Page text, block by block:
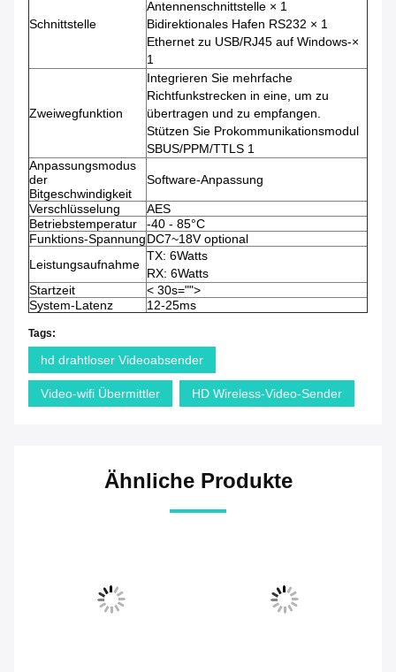
Schnittstelle
Antennenschnittstelle × 1
Bidirektionales Hafen RS232 × 1
Ethernet zu USB/RJ45 auf Windows-×
1
Zweiwegfunktion
Integrieren Sie mehrfache
Richtfunkstrecken in eine, um zu
übertragen und zu empfangen.
Stützen Sie Prokommunikationsmodul
SBUS/PPM/TTLS 1
Anpassungsmodus
der
Bitgeschwindigkeit
Software-Anpassung
Verschlüsselung
AES
Betriebstemperatur
-40 - 85°C
Funktions-SpannungDC7~18V optional
Leistungsaufnahme
TX: 6Watts
RX: 6Watts
Startzeit
< 30s="">
System-Latenz
12-25ms
Tags:
hd drahtloser Videoabsender
Video-wifi Übermittler HD Wireless-Video-Sender
Ähnliche Produkte